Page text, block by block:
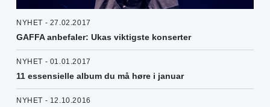
NYHET - 27.02.2017
GAFFA anbefaler: Ukas viktigste konserter
NYHET - 01.01.2017
11 essensielle album du må høre i januar
NYHET - 12.10.2016